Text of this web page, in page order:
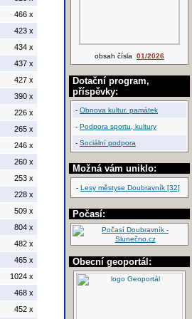
obsah čísla 01/2026
Dotační program,
příspěvky:
- Obnova kultur. památek
- Podpora sportu, kultury
- Sociální podpora
Možná vám uniklo:
- Lesy městyse Doubravník [32]
Počasí:
Obecní geoportál:
466 x
423 x
434 x
437 x
427 x
390 x
226 x
265 x
246 x
260 x
253 x
228 x
509 x
804 x
482 x
465 x
1024 x
468 x
452 x